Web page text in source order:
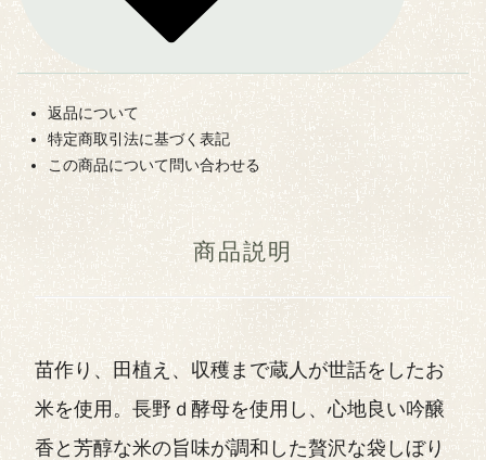
返品について
特定商取引法に基づく表記
この商品について問い合わせる
商品説明
苗作り、田植え、収穫まで蔵人が世話をしたお
米を使用。長野ｄ酵母を使用し、心地良い吟醸
香と芳醇な米の旨味が調和した贅沢な袋しぼり